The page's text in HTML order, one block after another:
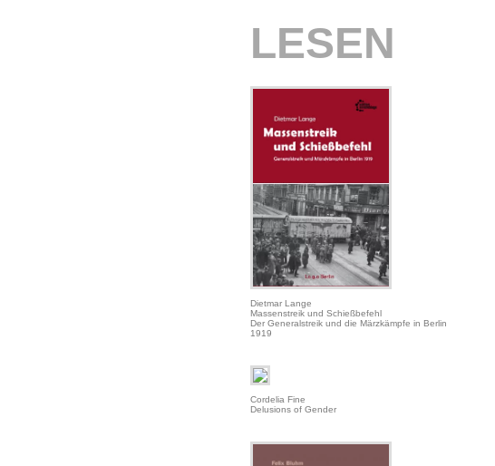
LESEN
Dietmar Lange
Massenstreik und Schießbefehl
Der Generalstreik und die Märzkämpfe in Berlin
1919
Cordelia Fine
Delusions of Gender